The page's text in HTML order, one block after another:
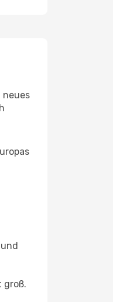
neues
groß.